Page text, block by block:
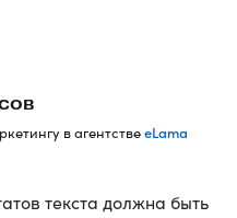
в агентствеeLama
текста должна быть